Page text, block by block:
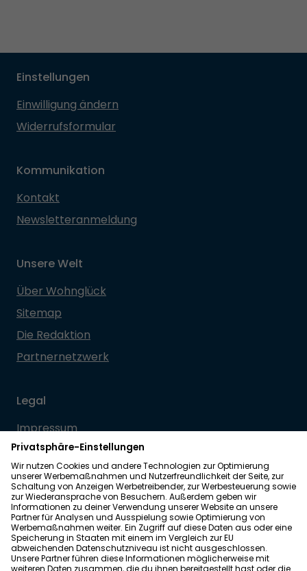
Einstellungen
Einwilligung ändern
Widerrufsformular
Kommunikation
Kontakt
Newsletteranmeldung
Unsere Welt
Über Wohnglück
Sitemap
Die Redaktion
Partnernetzwerk
Legal
Impressum
Datenschutz
Allgemeine Geschäftsbedingungen
Barrierefreiheit